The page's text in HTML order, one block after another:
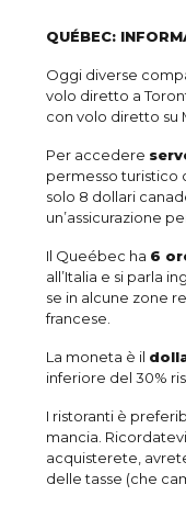
QUÉBEC:
Oggi diverse
volo diretto a
con volo diretto su
Per accedere
permesso turistico
solo 8 dollari
un’assicurazione
Il Queébec ha 6
all’Italia e si parla
se in alcune zone
francese.
La moneta è il
inferiore del 30%
I ristoranti è
mancia.
acquisterete,
delle tasse (che